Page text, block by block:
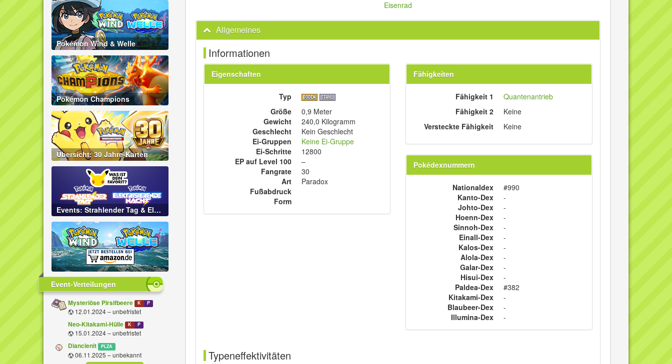
Pokémon Wind & Welle
Pokémon Champions
Übersicht: 30 Jahre-Karten
Events: Strahlender Tag & Elektrisierende Nacht
Event-Verteilungen
Mysteriöse Pirsifbeere K P
12.01.2024 – unbefristet
Neo-Kitakami-Hülle
K P
15.01.2024 – unbefristet
Diancienit
PLZA
06.11.2025 – unbekannt
Eisenrad
Allgemeines
Informationen
Eigenschaften
Typ
Größe
0,9 Meter
Gewicht
240,0 Kilogramm
Geschlecht
Kein Geschlecht
Ei-Gruppen
Keine Ei-Gruppe
Ei-Schritte
12800
EP auf Level 100
–
Fangrate
30
Art
Paradox
Fußabdruck
Form
Fähigkeiten
Fähigkeit 1
Quantenantrieb
Fähigkeit 2
Keine
Versteckte Fähigkeit
Keine
Pokédexnummern
Nationaldex
#990
Kanto-Dex
-
Johto-Dex
-
Hoenn-Dex
-
Sinnoh-Dex
-
Einall-Dex
-
Kalos-Dex
-
Alola-Dex
-
Galar-Dex
-
Hisui-Dex
-
Paldea-Dex
#382
Kitakami-Dex
-
Blaubeer-Dex
-
Illumina-Dex
-
Typeneffektivitäten